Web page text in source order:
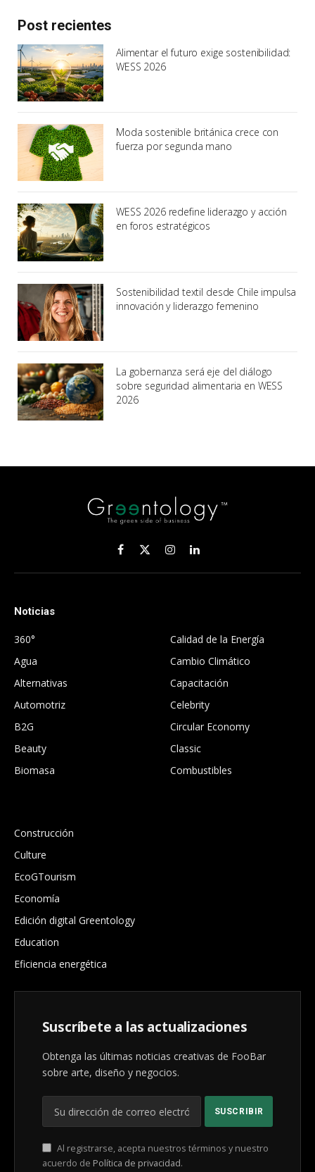
Post recientes
Alimentar el futuro exige sostenibilidad:
WESS 2026
Moda sostenible británica crece con
fuerza por segunda mano
WESS 2026 redefine liderazgo y acción
en foros estratégicos
Sostenibilidad textil desde Chile impulsa
innovación y liderazgo femenino
La gobernanza será eje del diálogo
sobre seguridad alimentaria en WESS
2026
Facebook
X
(Twitter)
InstagramLinkedIn
Noticias
360°
Agua
Alternativas
Automotriz
B2G
Beauty
Biomasa
Calidad de la Energía
Cambio Climático
Capacitación
Celebrity
Circular Economy
Classic
Combustibles
Construcción
Culture
EcoGTourism
Economía
Edición digital Greentology
Education
Eficiencia energética
Suscríbete a las actualizaciones
Obtenga las últimas noticias creativas de FooBar
sobre arte, diseño y negocios.
Al registrarse, acepta nuestros términos y nuestro
acuerdo de Política de privacidad.